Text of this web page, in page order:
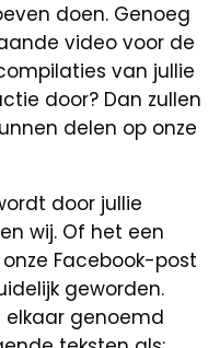
doen. Genoeg
video voor de
van jullie
door? Dan zullen
delen op onze
door jullie
wij. Of het een
Facebook-post
geworden.
elkaar genoemd